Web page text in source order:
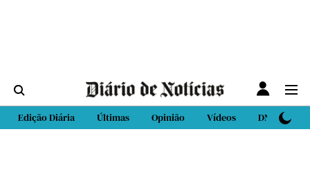
Edição Diária Últimas Opinião Vídeos DN Sport